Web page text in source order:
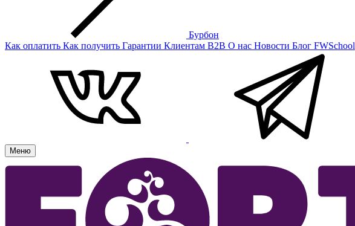
Бурбон
Как оплатить Как получить Гарантии Клиентам B2B О нас Новости Блог FWSchool
Меню